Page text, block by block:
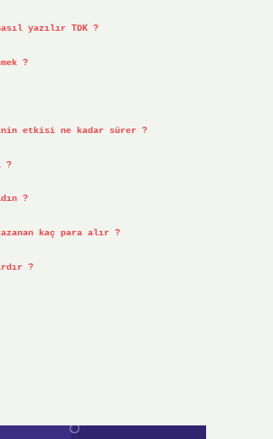
yazılır TDK ?
?
etkisi ne kadar sürer ?
?
?
kaç para alır ?
?